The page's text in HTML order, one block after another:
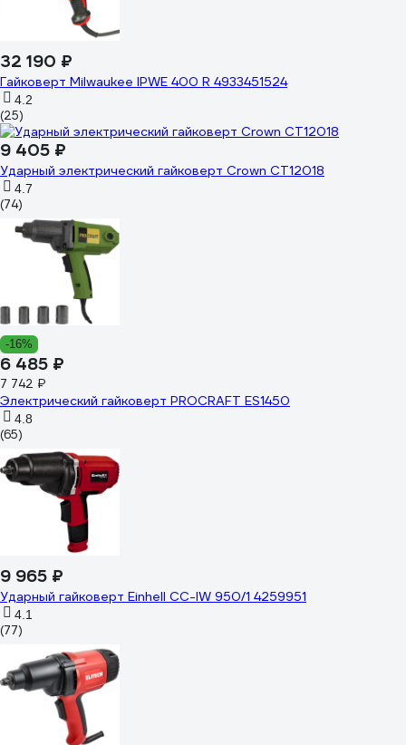
32 190 ₽
Гайковерт Milwaukee IPWE 400 R 4933451524
4.2
(25)
9 405 ₽
Ударный электрический гайковерт Crown CT12018
4.7
(74)
-16%
6 485 ₽
7 742 ₽
Электрический гайковерт PROCRAFT ES1450
4.8
(65)
9 965 ₽
Ударный гайковерт Einhell CC-IW 950/1 4259951
4.1
(77)